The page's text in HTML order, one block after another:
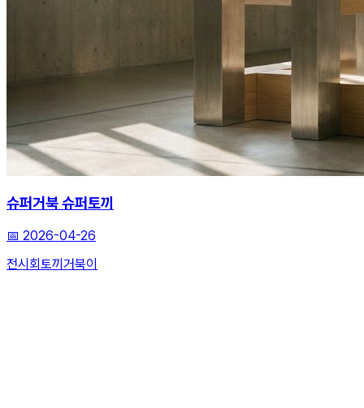
슈퍼거북 슈퍼토끼
📅 2026-04-26
전시회토끼거북이